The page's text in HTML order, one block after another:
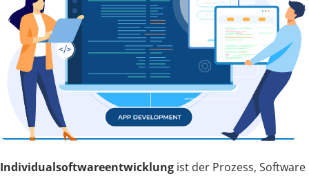
Individualsoftwareentwicklung ist der Prozess, Software